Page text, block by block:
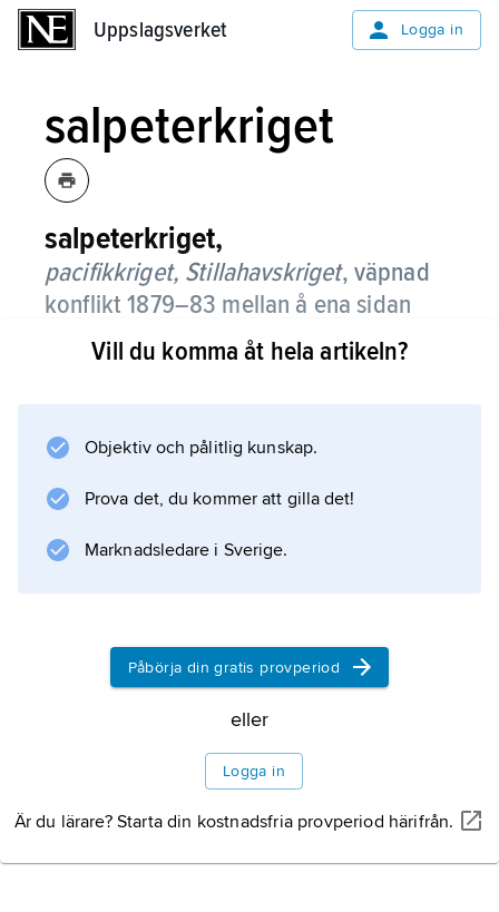
Uppslagsverket Logga in
salpeterkriget
salpeterkriget,
pacifikkriget, Stillahavskriget, väpnad
konflikt 1879–83 mellan å ena sidan
Chile och å den andra Peru och Bolivia
om kontrollen över de rika
Den chilenska segern utestängde Bolivia från
Tarapacáprovinsen. Gränskonflikten mellan
Chile och Peru bilades först 1929.
Information om artikeln
Vill du komma åt hela artikeln?
Objektiv och pålitlig kunskap.
Prova det, du kommer att gilla det!
Marknadsledare i Sverige.
Påbörja din gratis provperiod
eller
Logga in
Är du lärare? Starta din kostnadsfria provperiod härifrån.